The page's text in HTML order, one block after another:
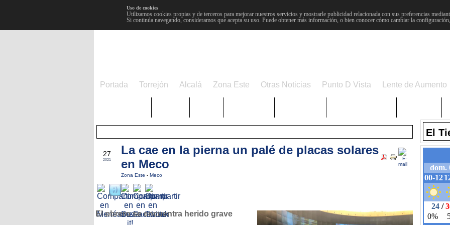
Uso de cookies
Utilizamos cookies propias y de terceros para mejorar nuestros servicios y mostrarle publicidad relacionada con sus preferencias
Si continúa navegando, consideramos que acepta su uso. Puede obtener más información, o bien conocer cómo cambiar la
Portada Torrejón Alcalá Zona Este Otras Noticias Punto D Vista Lente de Aumento
27
2021
La cae en la pierna un palé de placas solares
en Meco
Zona Este - Meco
El obrero se encuentra herido grave
El